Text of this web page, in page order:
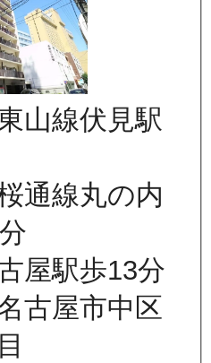
山線伏見駅
通線丸の内
屋駅歩13分
古屋市中区